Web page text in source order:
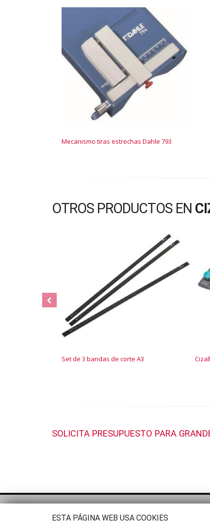
Mecanismo tiras estrechas Dahle 793
OTROS PRODUCTOS EN
Set de 3 bandas de corte A3
SOLICITA PRESUPUESTO PARA
ESTA PÁGINA WEB USA COOKIES